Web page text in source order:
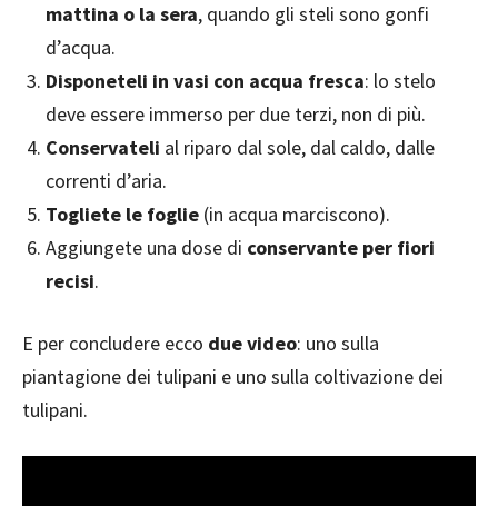
mattina o la sera, quando gli steli sono gonfi
d’acqua.
Disponeteli in vasi con acqua fresca: lo stelo
deve essere immerso per due terzi, non di più.
Conservateli al riparo dal sole, dal caldo, dalle
correnti d’aria.
Togliete le foglie (in acqua marciscono).
Aggiungete una dose di conservante per fiori
recisi.
E per concludere ecco due video: uno sulla
piantagione dei tulipani e uno sulla coltivazione dei
tulipani.